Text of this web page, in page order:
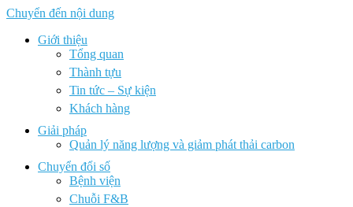
Chuyển đến nội dung
Giới thiệu
Tổng quan
Thành tựu
Tin tức – Sự kiện
Khách hàng
Giải pháp
Quản lý năng lượng và giảm phát thải carbon
Chuyển đổi số
Bệnh viện
Chuỗi F&B